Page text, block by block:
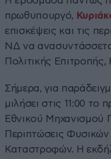
πρωθυπουργό,
επισκέψεις και τις
ΝΔ να
Πολιτικής
Σήμερα, για
μιλήσει στις 11:00 το
Εθνικού Μηχανισμού
Περιπτώσεις
Καταστροφών. Η